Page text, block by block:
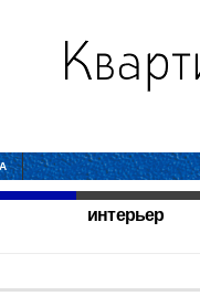
интерьер